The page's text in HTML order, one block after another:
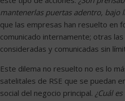
mantenerlas puertas adentro, bajo
que las empresas han resuelto en
comunicado internamente; otras
consideradas y comunicadas sin
Este dilema no resuelto no es lo
satelitales de RSE que se puedan
social del negocio principal. ¿Cuál